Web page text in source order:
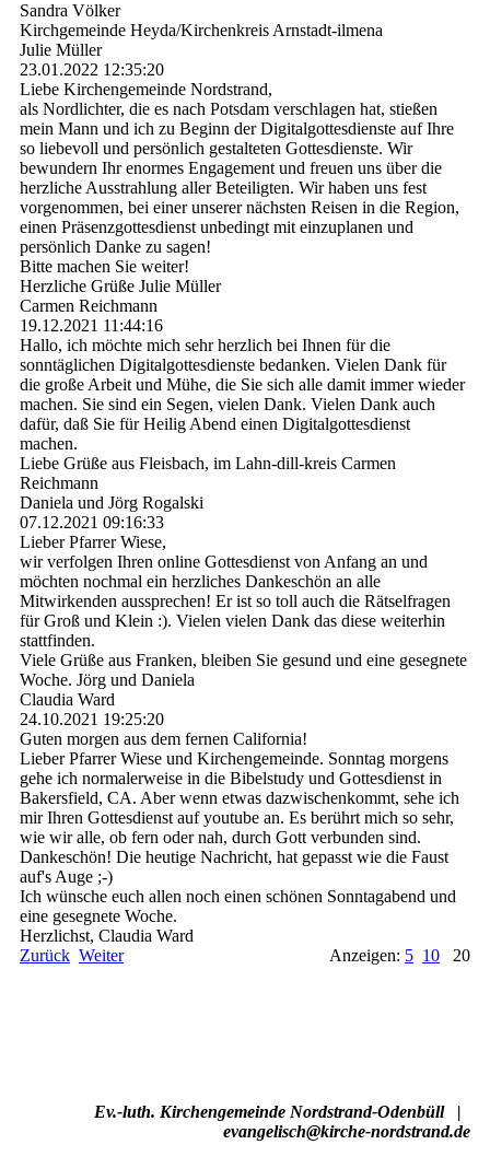
Sandra Völker
Kirchgemeinde Heyda/Kirchenkreis Arnstadt-ilmena
Julie Müller
23.01.2022 12:35:20
Liebe Kirchengemeinde Nordstrand,
als Nordlichter, die es nach Potsdam verschlagen hat, stießen
mein Mann und ich zu Beginn der Digitalgottesdienste auf Ihre
so liebevoll und persönlich gestalteten Gottesdienste. Wir
bewundern Ihr enormes Engagement und freuen uns über die
herzliche Ausstrahlung aller Beteiligten. Wir haben uns fest
vorgenommen, bei einer unserer nächsten Reisen in die Region,
einen Präsenzgottesdienst unbedingt mit einzuplanen und
persönlich Danke zu sagen!
Bitte machen Sie weiter!
Herzliche Grüße Julie Müller
Carmen Reichmann
19.12.2021 11:44:16
Hallo, ich möchte mich sehr herzlich bei Ihnen für die
sonntäglichen Digitalgottesdienste bedanken. Vielen Dank für
die große Arbeit und Mühe, die Sie sich alle damit immer wieder
machen. Sie sind ein Segen, vielen Dank. Vielen Dank auch
dafür, daß Sie für Heilig Abend einen Digitalgottesdienst
machen.
Liebe Grüße aus Fleisbach, im Lahn-dill-kreis Carmen
Reichmann
Daniela und Jörg Rogalski
07.12.2021 09:16:33
Lieber Pfarrer Wiese,
wir verfolgen Ihren online Gottesdienst von Anfang an und
möchten nochmal ein herzliches Dankeschön an alle
Mitwirkenden aussprechen! Er ist so toll auch die Rätselfragen
für Groß und Klein :). Vielen vielen Dank das diese weiterhin
stattfinden.
Viele Grüße aus Franken, bleiben Sie gesund und eine gesegnete
Woche. Jörg und Daniela
Claudia Ward
24.10.2021 19:25:20
Guten morgen aus dem fernen California!
Lieber Pfarrer Wiese und Kirchengemeinde. Sonntag morgens
gehe ich normalerweise in die Bibelstudy und Gottesdienst in
Bakersfield, CA. Aber wenn etwas dazwischenkommt, sehe ich
mir Ihren Gottesdienst auf youtube an. Es berührt mich so sehr,
wie wir alle, ob fern oder nah, durch Gott verbunden sind.
Dankeschön! Die heutige Nachricht, hat gepasst wie die Faust
auf's Auge ;-)
Ich wünsche euch allen noch einen schönen Sonntagabend und
eine gesegnete Woche.
Herzlichst, Claudia Ward
Zurück Weiter Anzeigen: 5 10 20
Ev.-luth. Kirchengemeinde Nordstrand-Odenbüll|
evangelisch@kirche-nordstrand.de